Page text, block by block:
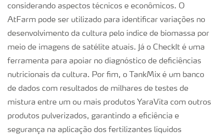
considerando aspectos técnicos e econômicos. O
AtFarm pode ser utilizado para identificar variações no
desenvolvimento da cultura pelo índice de biomassa por
meio de imagens de satélite atuais. Já o CheckIt é uma
ferramenta para apoiar no diagnóstico de deficiências
nutricionais da cultura. Por fim, o TankMix é um banco
de dados com resultados de milhares de testes de
mistura entre um ou mais produtos YaraVita com outros
produtos pulverizados, garantindo a eficiência e
segurança na aplicação dos fertilizantes líquidos